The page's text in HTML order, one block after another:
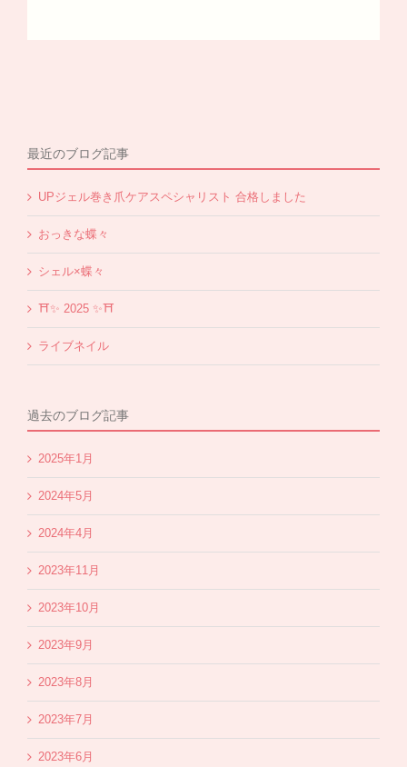
最近のブログ記事
UPジェル巻き爪ケアスペシャリスト 合格しました
おっきな蝶々
シェル×蝶々
⛩✨️ 2025 ✨️⛩
ライブネイル
過去のブログ記事
2025年1月
2024年5月
2024年4月
2023年11月
2023年10月
2023年9月
2023年8月
2023年7月
2023年6月